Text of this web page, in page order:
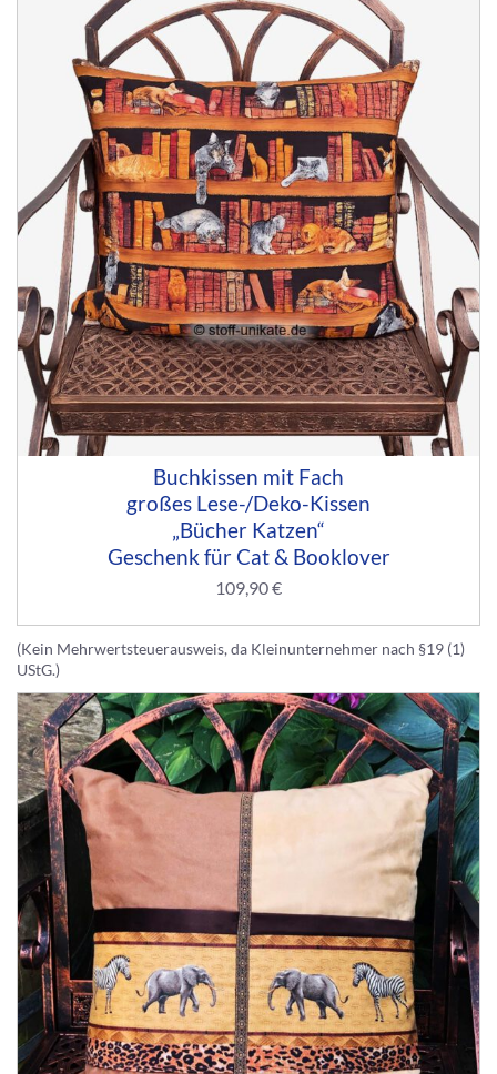
Buchkissen mit Fach
großes Lese-/Deko-Kissen
„Bücher Katzen“
Geschenk für Cat & Booklover
109,90€
(Kein Mehrwertsteuerausweis, da Kleinunternehmer nach §19 (1)
UStG.)